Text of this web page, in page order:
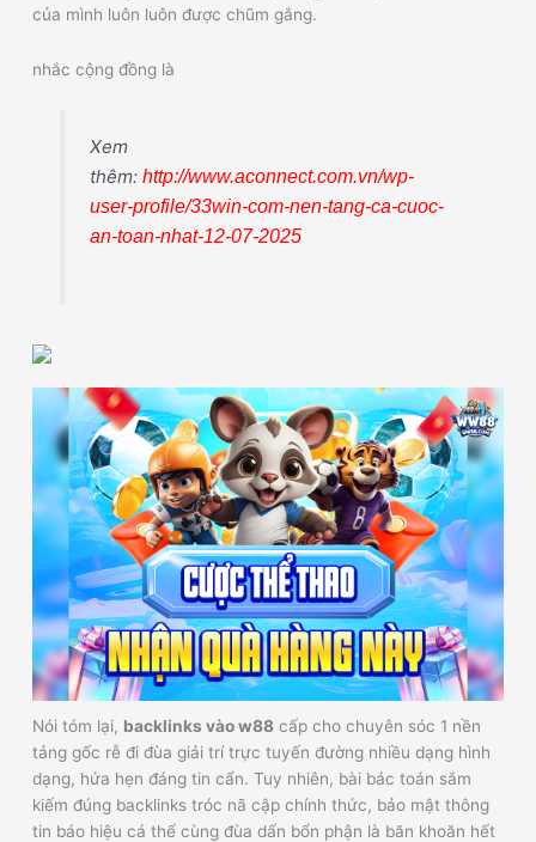
của mình luôn luôn được chũm gắng.
nhắc cộng đồng là
Xem
thêm: http://www.aconnect.com.vn/wp-
user-profile/33win-com-nen-tang-ca-cuoc-
an-toan-nhat-12-07-2025
Nói tóm lại, backlinks vào w88 cấp cho chuyên sóc 1 nền
tảng gốc rễ đi đùa giải trí trực tuyến đường nhiều dạng hình
dạng, hứa hẹn đáng tin cẩn. Tuy nhiên, bài bác toán sắm
kiếm đúng backlinks tróc nã cập chính thức, bảo mật thông
tin báo hiệu cá thể cùng đùa dấn bổn phận là băn khoăn hết